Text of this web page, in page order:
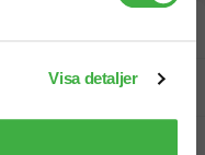
Visa detaljer